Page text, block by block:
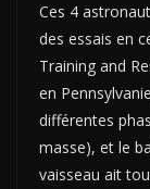
Ces 4
des essais en
Training and
en
différentes
masse), et le
vaisseau ait